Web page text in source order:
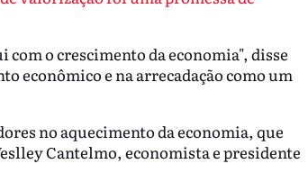
o crescimento da economia", disse
econômico e na arrecadação como um
no aquecimento da economia, que
Cantelmo, economista e presidente